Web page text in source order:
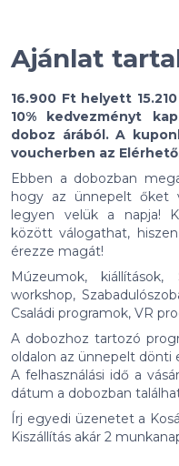
Ajánlat
16.900 Ft helyett
10% kedvezményt
doboz árából. A
voucherben az
Ebben a dobozban
hogy az ünnepelt őket
legyen velük a napja!
között válogathat,
érezze magát!
Múzeumok,
workshop,
Családi programok, VR
A dobozhoz tartozó
oldalon az ünnepelt dönti
A felhasználási idő a
dátum a dobozban
Írj egyedi üzenetet a
Kiszállítás akár 2